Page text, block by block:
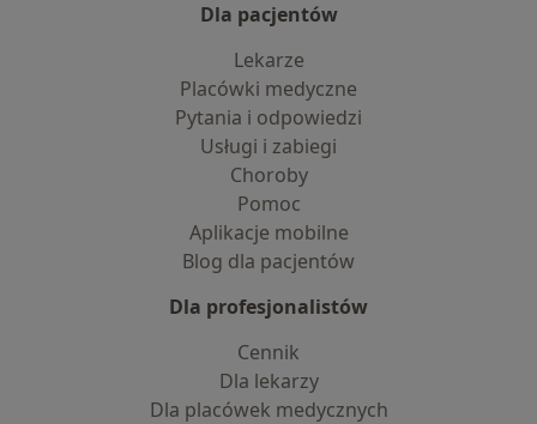
Dla pacjentów
Lekarze
Placówki medyczne
Pytania i odpowiedzi
Usługi i zabiegi
Choroby
Pomoc
Aplikacje mobilne
Blog dla pacjentów
Dla profesjonalistów
Cennik
Dla lekarzy
Dla placówek medycznych